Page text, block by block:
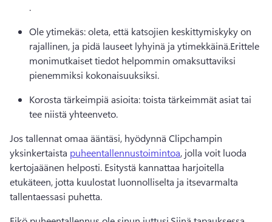
.
Ole ytimekäs: oleta, että katsojien keskittymiskyky on
rajallinen, ja pidä lauseet lyhyinä ja ytimekkäinä.Erittele
monimutkaiset tiedot helpommin omaksuttaviksi
pienemmiksi kokonaisuuksiksi.
Korosta tärkeimpiä asioita: toista tärkeimmät asiat tai
tee niistä yhteenveto.
Jos tallennat omaa ääntäsi, hyödynnä Clipchampin
yksinkertaista puheentallennustoimintoa, jolla voit luoda
kertojaäänen helposti. Esitystä kannattaa harjoitella
etukäteen, jotta kuulostat luonnolliselta ja itsevarmalta
tallentaessasi puhetta.